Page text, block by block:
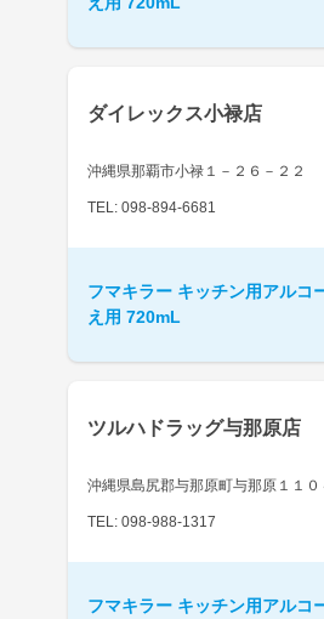
ダイレックス小禄店
沖縄県那覇市小禄１－２６－２２
TEL: 098-894-6681
フマキラー キッチン用アルコ
え用 720mL
ツルハドラッグ与那原店
沖縄県島尻郡与那原町与那原１１０
TEL: 098-988-1317
フマキラー キッチン用アルコ